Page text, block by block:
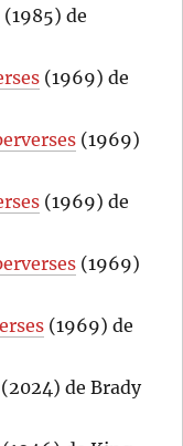
(1985) de
(1969) de
(1969)
(1969) de
(1969)
(1969) de
(2024) de Brady